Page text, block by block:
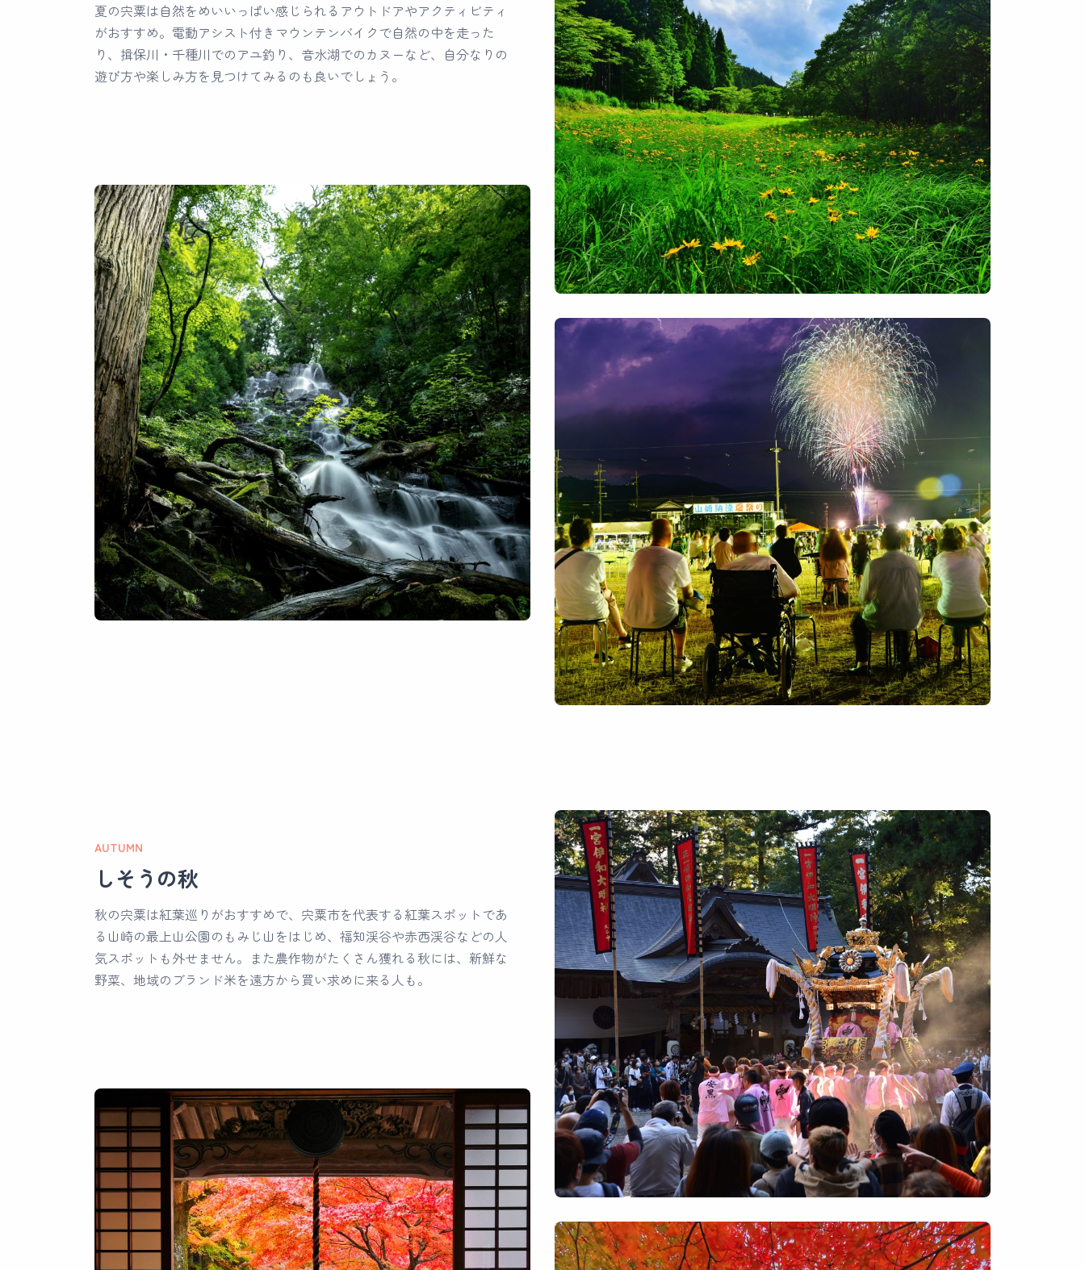
夏の宍粟は自然をめいいっぱい感じられるアウトドアやアクティビティ
がおすすめ。電動アシスト付きマウンテンバイクで自然の中を走った
り、揖保川・千種川でのアユ釣り、音水湖でのカヌーなど、自分なりの
遊び方や楽しみ方を見つけてみるのも良いでしょう。
AUTUMN
しそうの秋
秋の宍粟は紅葉巡りがおすすめで、宍粟市を代表する紅葉スポットであ
る山崎の最上山公園のもみじ山をはじめ、福知渓谷や赤西渓谷などの人
気スポットも外せません。また農作物がたくさん獲れる秋には、新鮮な
野菜、地域のブランド米を遠方から買い求めに来る人も。